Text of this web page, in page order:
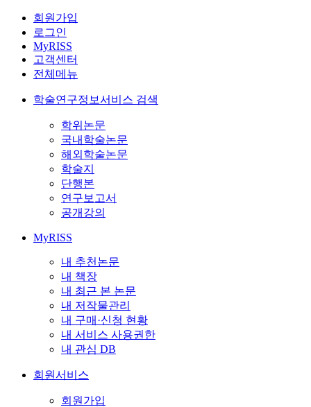
회원가입
로그인
MyRISS
고객센터
전체메뉴
학술연구정보서비스 검색
학위논문
국내학술논문
해외학술논문
학술지
단행본
연구보고서
공개강의
MyRISS
내 추천논문
내 책장
내 최근 본 논문
내 저작물관리
내 구매·신청 현황
내 서비스 사용권한
내 관심 DB
회원서비스
회원가입